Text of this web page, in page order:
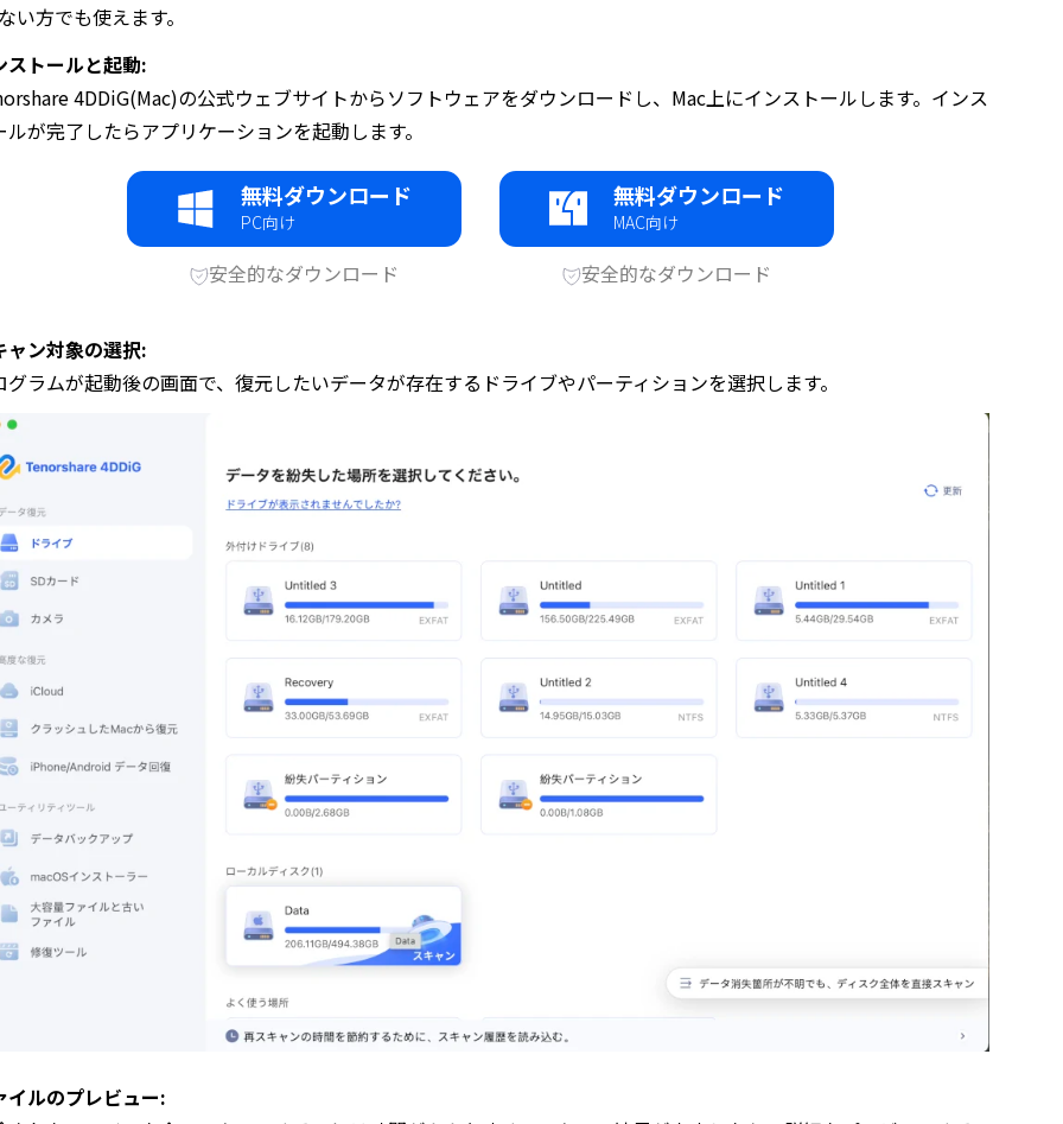
い方でも使えます。
ストールと起動:
4DDiG(Mac)の公式ウェブサイトからソフトウェアをダウンロードし、Mac上にインストールします。インス
ルが完了したらアプリケーションを起動します。
無料ダウンロード
PC向け
安全的なダウンロード
無料ダウンロード
MAC向け
安全的なダウンロード
ャン対象の選択:
グラムが起動後の画面で、復元したいデータが存在するドライブやパーティションを選択します。
イルのプレビュー: